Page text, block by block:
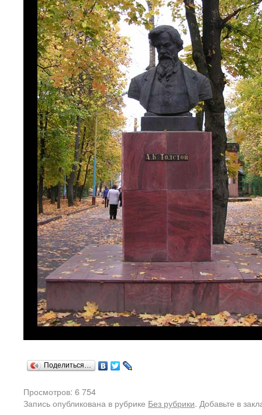
Поделиться…
Просмотров: 6 754
Запись опубликована в рубрике Без рубрики. Добавьте в